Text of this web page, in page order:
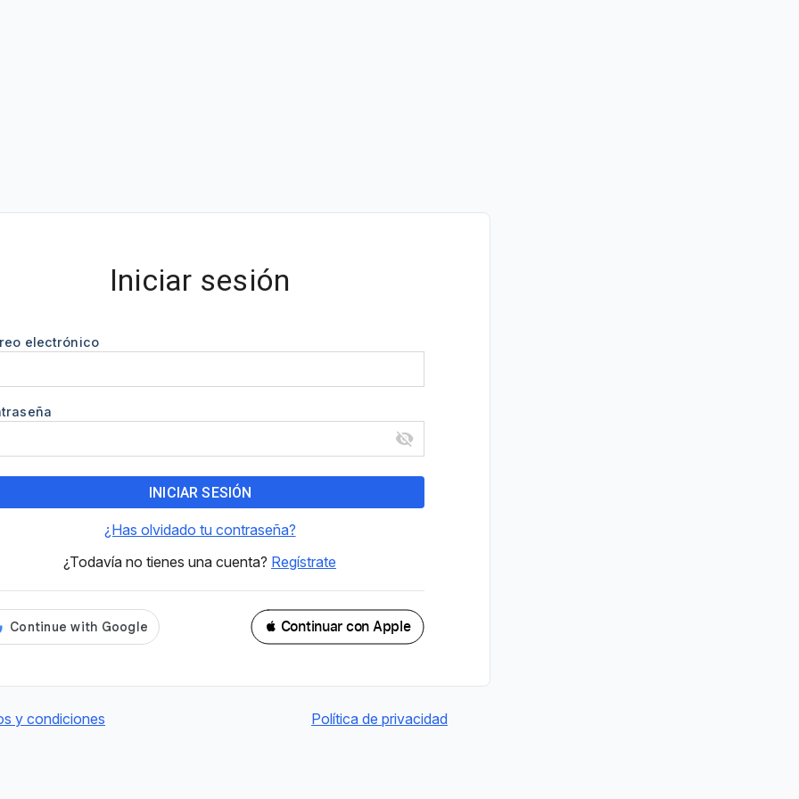
Iniciar sesión
electrónico
INICIAR SESIÓN
¿Has olvidado tu contraseña?
¿Todavía no tienes una cuenta? Regístrate
 Continuar con Apple
y condiciones Política de privacidad